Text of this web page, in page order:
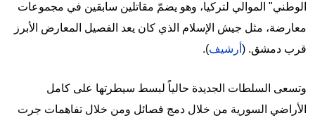
الوطني" الموالي لتركيا، وهو يضمّ مقاتلين سابقين في مجموعات
معارضة، مثل جيش الإسلام الذي كان يعد الفصيل المعارض الأبرز
قرب دمشق. ( أرشيف).
وتسعى السلطات الجديدة حالياً لبسط سيطرتها على كامل
الأراضي السورية من خلال دمج فصائل ومن خلال تفاهمات جرت